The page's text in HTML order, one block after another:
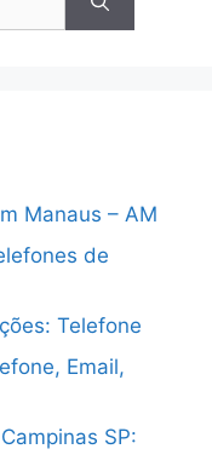
Manaus – AM
de
Telefone
Email,
SP: